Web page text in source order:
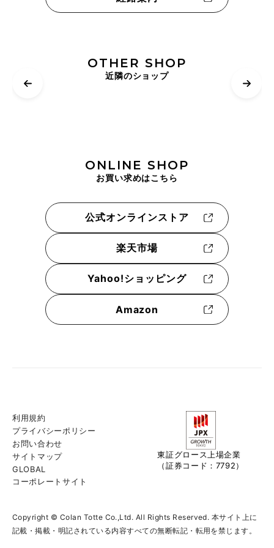
OTHER SHOP
近隣のショップ
ONLINE SHOP
お買い求めはこちら
公式オンラインストア
楽天市場
Yahoo!ショッピング
Amazon
利用規約
プライバシーポリシー
お問い合わせ
サイトマップ
GLOBAL
コーポレートサイト
東証グロース上場企業
（証券コード：7792）
Copyright © Colan Totte Co.,Ltd. All Rights Reserved. 本サイト上に
記載・掲載・明記されている内容すべての無断転記・転用を禁じます。